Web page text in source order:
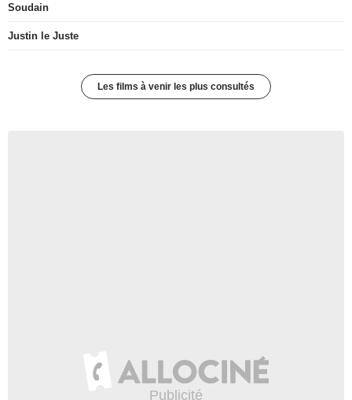
Soudain
Justin le Juste
Les films à venir les plus consultés